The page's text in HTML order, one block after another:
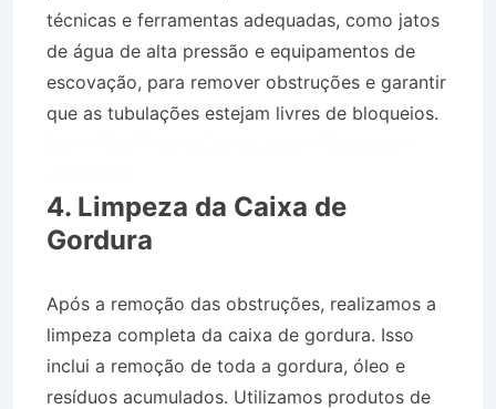
técnicas e ferramentas adequadas, como jatos
de água de alta pressão e equipamentos de
escovação, para remover obstruções e garantir
que as tubulações estejam livres de bloqueios.
4. Limpeza da Caixa de
Gordura
Após a remoção das obstruções, realizamos a
limpeza completa da caixa de gordura. Isso
inclui a remoção de toda a gordura, óleo e
resíduos acumulados. Utilizamos produtos de